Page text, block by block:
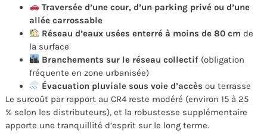
Traversée d’une cour, d’un parking privé ou d’une
allée carrossable
Réseau d’eaux usées enterré à moins de 80 cm de
la surface
Branchements sur le réseau collectif (obligation
fréquente en zone urbanisée)
Évacuation pluviale sous voie d’accès ou terrasse
Le surcoût par rapport au CR4 reste modéré (environ 15 à 25
% selon les distributeurs), et la robustesse supplémentaire
apporte une tranquillité d’esprit sur le long terme.